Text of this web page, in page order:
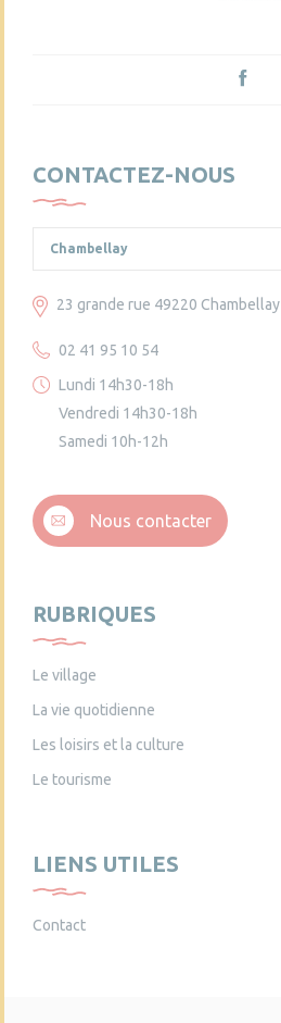
CONTACTEZ-NOUS
Chambellay
23 grande rue 49220 Chambellay
02 41 95 10 54
Lundi 14h30-18h
Vendredi 14h30-18h
Samedi 10h-12h
Nous contacter
RUBRIQUES
Le village
La vie quotidienne
Les loisirs et la culture
Le tourisme
LIENS UTILES
Contact